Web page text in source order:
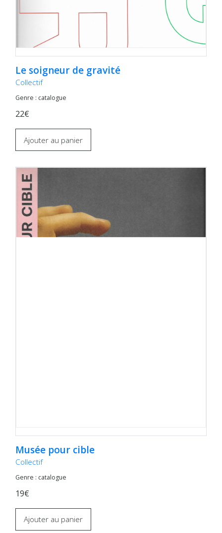
Le soigneur de gravité
Collectif
Genre : catalogue
22€
Ajouter au panier
Musée pour cible
Collectif
Genre : catalogue
19€
Ajouter au panier